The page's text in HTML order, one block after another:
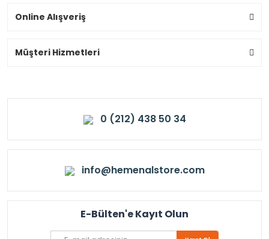
Online Alışveriş
Müşteri Hizmetleri
0 (212) 438 50 34
info@hemenalstore.com
E-Bülten'e Kayıt Olun